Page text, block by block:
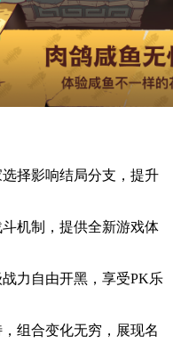
择影响结局分支，提升
机制，提供全新游戏体
力自由开黑，享受PK乐
组合变化无穷，展现名